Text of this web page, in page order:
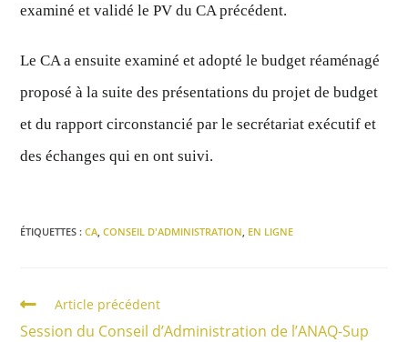
examiné et validé le PV du CA précédent.
Le CA a ensuite examiné et adopté le budget réaménagé
proposé à la suite des présentations du projet de budget
et du rapport circonstancié par le secrétariat exécutif et
des échanges qui en ont suivi.
ÉTIQUETTES :CA CONSEIL D'ADMINISTRATION EN LIGNE
Article précédent
Session du Conseil d’Administration de l’ANAQ-Sup